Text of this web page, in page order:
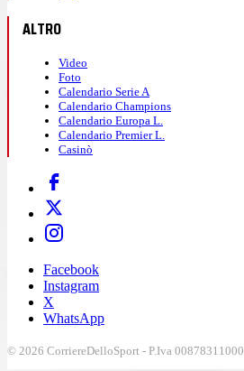
ALTRO
Video
Foto
Calendario Serie A
Calendario Champions
Calendario Europa L.
Calendario Premier L.
Casinò
Facebook
Instagram
X
WhatsApp
© 2026 CorriereDelloSport - P.Iva 00878311000